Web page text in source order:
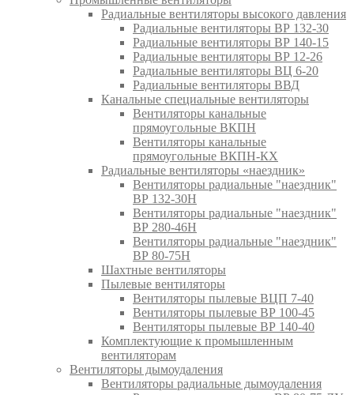
Радиальные вентиляторы высокого давления
Радиальные вентиляторы ВР 132-30
Радиальные вентиляторы ВР 140-15
Радиальные вентиляторы ВР 12-26
Радиальные вентиляторы ВЦ 6-20
Радиальные вентиляторы ВВД
Канальные специальные вентиляторы
Вентиляторы канальные
прямоугольные ВКПН
Вентиляторы канальные
прямоугольные ВКПН-КХ
Радиальные вентиляторы «наездник»
Вентиляторы радиальные "наездник"
ВР 132-30Н
Вентиляторы радиальные "наездник"
ВР 280-46Н
Вентиляторы радиальные "наездник"
ВР 80-75Н
Шахтные вентиляторы
Пылевые вентиляторы
Вентиляторы пылевые ВЦП 7-40
Вентиляторы пылевые ВР 100-45
Вентиляторы пылевые ВР 140-40
Комплектующие к промышленным
вентиляторам
Вентиляторы дымоудаления
Вентиляторы радиальные дымоудаления